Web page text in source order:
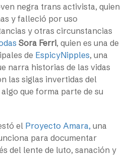
negra trans activista, quien
y falleció por uso
y otras circunstancias
Sora Ferri, quien es una de
de EspicyNipples, una
narra historias de las vidas
las siglas invertidas del
que forma parte de su
el Proyecto Amara, una
para documentar
del lente de luto, sanación y